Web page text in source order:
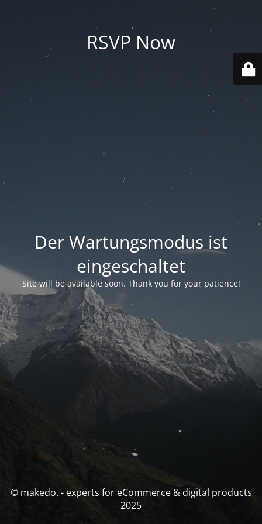
RSVP Now
Der Wartungsmodus ist
eingeschaltet
Site will be available soon. Thank you for your patience!
© makedo. - experts for eCommerce & digital products
2025